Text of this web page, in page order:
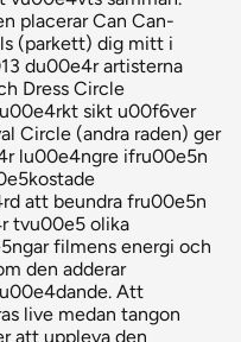
placerar Can Can-
(parkett) dig mitt i
du00e4r artisterna
Dress Circle
sikt u00f6ver
Circle (andra raden) ger
lu00e4ngre ifru00e5n
att beundra fru00e5n
tvu00e5 olika
filmens energi och
den adderar
Att
live medan tangon
att uppleva den